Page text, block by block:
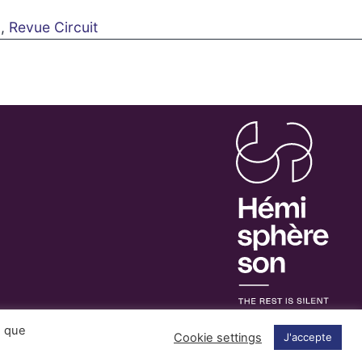
, Revue Circuit
que Cookie settings J'accepte